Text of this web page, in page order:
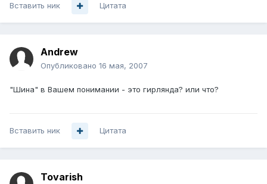
Вставить ник Цитата
Andrеw
Опубликовано 16 мая, 2007
"Шина" в Вашем понимании - это гирлянда? или что?
Вставить ник Цитата
Tovarish